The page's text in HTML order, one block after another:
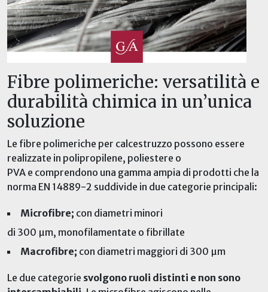
Fibre polimeriche: versatilità e
durabilità chimica in un’unica
soluzione
Le fibre polimeriche per calcestruzzo possono essere
realizzate in polipropilene, poliestere o
PVA e comprendono una gamma ampia di prodotti che la
norma EN 14889-2 suddivide in due categorie principali:
Microfibre; con diametri minori
di 300 µm, monofilamentate o fibrillate
Macrofibre; con diametri maggiori di 300 µm
Le due categorie svolgono ruoli distinti e non sono